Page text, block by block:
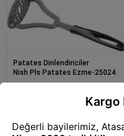
Patates Dinlendiriciler
Nish Pls Patates Ezme-25024